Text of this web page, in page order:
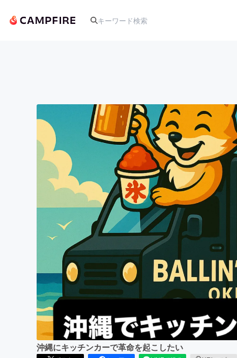
アート・写真
テクノロジー・ガジェット
映像・映画
ビジネス・起業
まちづくり・地域活性化
沖縄にキッチンカーで革命を起こしたい